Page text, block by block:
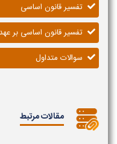
تفسیر قانون اساسی
تفسیر قانون اساسی بر
سوالات متداول
مقالات مرتبط